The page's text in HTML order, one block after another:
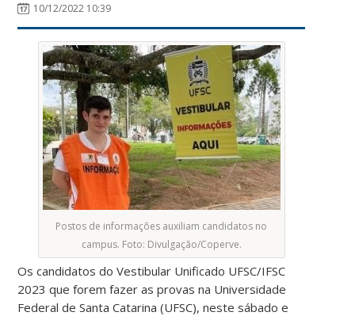
10/12/2022 10:39
Postos de informações auxiliam candidatos no
campus. Foto: Divulgação/Coperve.
Os candidatos do Vestibular Unificado UFSC/IFSC
2023 que forem fazer as provas na Universidade
Federal de Santa Catarina (UFSC), neste sábado e